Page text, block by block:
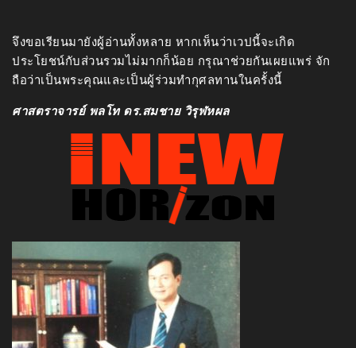
จึงขอเรียนมายังผู้อ่านทั้งหลาย หากเห็นว่าเวปนี้จะเกิด
ประโยชน์กับส่วนรวมไม่มากก็น้อย กรุณาช่วยกันเผยแพร่ จัก
ถือว่าเป็นพระคุณและเป็นผู้ร่วมทำกุศลทานในครั้งนี้
ศาสตราจารย์ พลโท ดร.สมชาย วิรุฬหผล